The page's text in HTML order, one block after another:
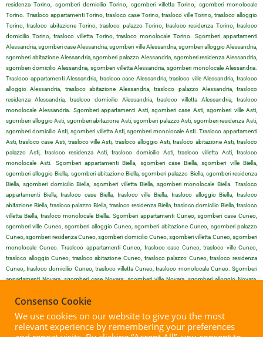
residenza Torino, sgomberi domicilio Torino, sgomberi villetta Torino, sgomberi monolocale
Torino. Trasloco appartamenti Torino, trasloco case Torino, trasloco ville Torino, trasloco alloggio
Torino, trasloco abitazione Torino, trasloco palazzo Torino, trasloco residenza Torino, trasloco
domicilio Torino, trasloco villetta Torino, trasloco monolocale Torino. Sgomberi appartamenti
Alessandria, sgomberi case Alessandria, sgomberi ville Alessandria, sgomberi alloggio Alessandria,
sgomberi abitazione Alessandria, sgomberi palazzo Alessandria, sgomberi residenza Alessandria,
sgomberi domicilio Alessandria, sgomberi villetta Alessandria, sgomberi monolocale Alessandria.
Trasloco appartamenti Alessandria, trasloco case Alessandria, trasloco ville Alessandria, trasloco
alloggio Alessandria, trasloco abitazione Alessandria, trasloco palazzo Alessandria, trasloco
residenza Alessandria, trasloco domicilio Alessandria, trasloco villetta Alessandria, trasloco
monolocale Alessandria. Sgomberi appartamenti Asti, sgomberi case Asti, sgomberi ville Asti,
sgomberi alloggio Asti, sgomberi abitazione Asti, sgomberi palazzo Asti, sgomberi residenza Asti,
sgomberi domicilio Asti, sgomberi villetta Asti, sgomberi monolocale Asti. Trasloco appartamenti
Asti, trasloco case Asti, trasloco ville Asti, trasloco alloggio Asti, trasloco abitazione Asti, trasloco
palazzo Asti, trasloco residenza Asti, trasloco domicilio Asti, trasloco villetta Asti, trasloco
monolocale Asti. Sgomberi appartamenti Biella, sgomberi case Biella, sgomberi ville Biella,
sgomberi alloggio Biella, sgomberi abitazione Biella, sgomberi palazzo Biella, sgomberi residenza
Biella, sgomberi domicilio Biella, sgomberi villetta Biella, sgomberi monolocale Biella. Trasloco
appartamenti Biella, trasloco case Biella, trasloco ville Biella, trasloco alloggio Biella, trasloco
abitazione Biella, trasloco palazzo Biella, trasloco residenza Biella, trasloco domicilio Biella, trasloco
villetta Biella, trasloco monolocale Biella. Sgomberi appartamenti Cuneo, sgomberi case Cuneo,
sgomberi ville Cuneo, sgomberi alloggio Cuneo, sgomberi abitazione Cuneo, sgomberi palazzo
Cuneo, sgomberi residenza Cuneo, sgomberi domicilio Cuneo, sgomberi villetta Cuneo, sgomberi
monolocale Cuneo. Trasloco appartamenti Cuneo, trasloco case Cuneo, trasloco ville Cuneo,
trasloco alloggio Cuneo, trasloco abitazione Cuneo, trasloco palazzo Cuneo, trasloco residenza
Cuneo, trasloco domicilio Cuneo, trasloco villetta Cuneo, trasloco monolocale Cuneo. Sgomberi
appartamenti Novara, sgomberi case Novara, sgomberi ville Novara, sgomberi alloggio Novara,
domicilio Novara, sgomberi villetta Novara, sgomberi monolocale Novara. Trasloco appartamenti
Novara, trasloco case Novara, trasloco ville Novara, trasloco alloggio Novara, trasloco abitazione
Novara, trasloco palazzo Novara, trasloco residenza Novara, trasloco domicilio Novara, trasloco
villetta Novara, trasloco monolocale Novara. Sgomberi appartamenti Vercelli, sgomberi case Vercelli,
Consenso Cookie
We use cookies on our website to give you the most
relevant experience by remembering your preferences